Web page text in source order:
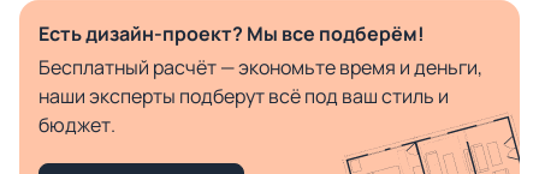
Есть дизайн-проект? Мы все подберём!
Бесплатный расчёт — экономьте время и деньги,
наши эксперты подберут всё под ваш стиль и
бюджет.